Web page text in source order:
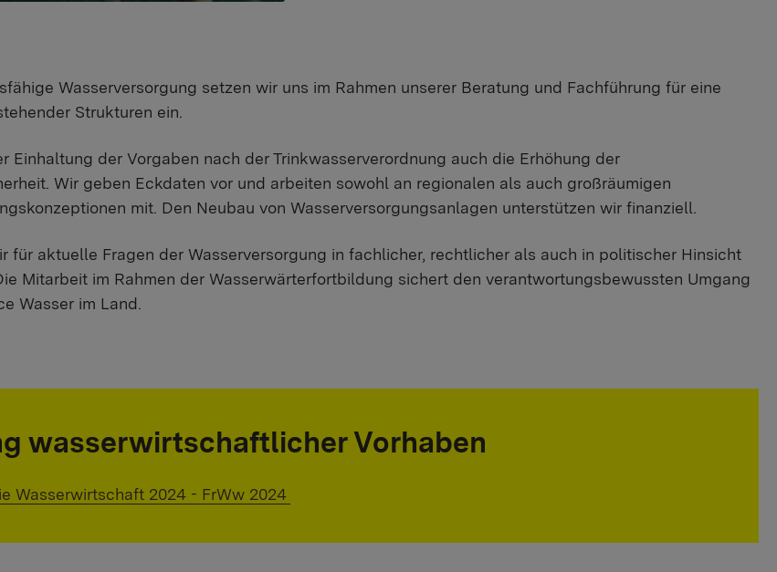
Wasserversorgung setzen wir uns im Rahmen unserer Beratung und Fachführung für eine
Strukturen ein.
Einhaltung der Vorgaben nach der Trinkwasserverordnung auch die Erhöhung der
Wir geben Eckdaten vor und arbeiten sowohl an regionalen als auch großräumigen
mit. Den Neubau von Wasserversorgungsanlagen unterstützen wir finanziell.
für aktuelle Fragen der Wasserversorgung in fachlicher, rechtlicher als auch in politischer Hinsicht
Mitarbeit im Rahmen der Wasserwärterfortbildung sichert den verantwortungsbewussten Umgang
Wasser im Land.
wasserwirtschaftlicher Vorhaben
Wasserwirtschaft 2024 - FrWw 2024